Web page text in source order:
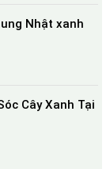
Nhật xanh
Cây Xanh Tại